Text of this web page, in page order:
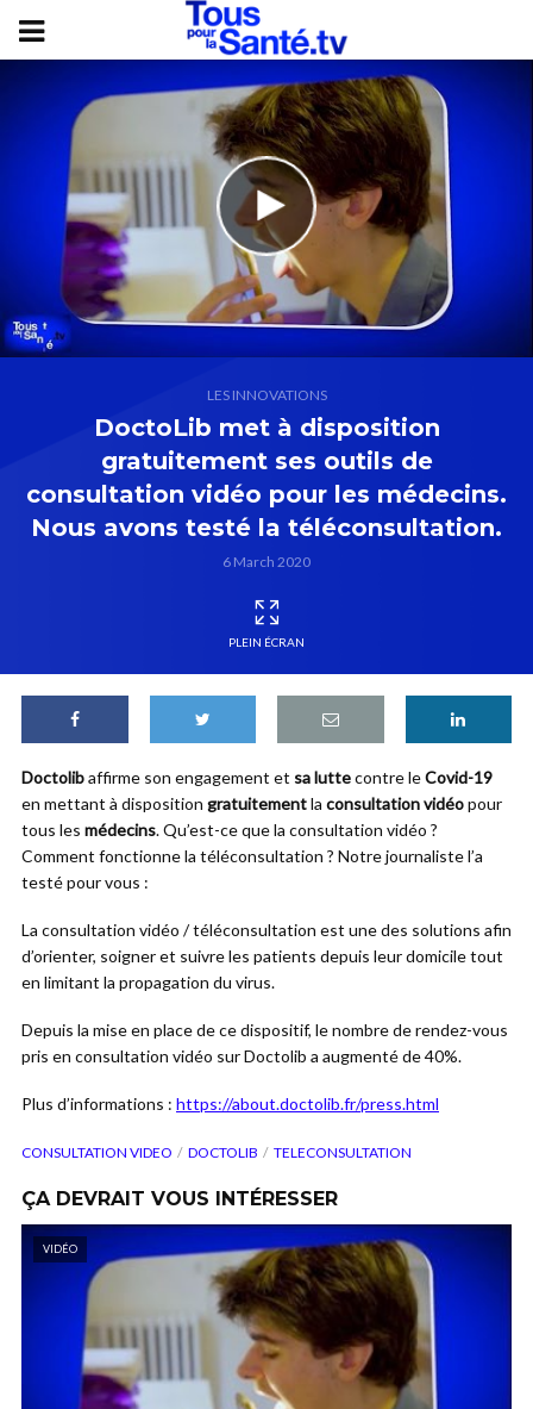
LES INNOVATIONS
DoctoLib met à disposition
gratuitement ses outils de
consultation vidéo pour les médecins.
Nous avons testé la téléconsultation.
6 March 2020
PLEIN ÉCRAN
Doctolibaffirme son engagement et sa luttecontre leCovid-19
en mettant à disposition gratuitementla consultation vidéopour
tous les médecins. Qu’est-ce que la consultation vidéo ?
Comment fonctionne la téléconsultation ? Notre journaliste l’a
testé pour vous :
La consultation vidéo / téléconsultation est une des solutions afin
d’orienter, soigner et suivre les patients depuis leur domicile tout
en limitant la propagation du virus.
Depuis la mise en place de ce dispositif, le nombre de rendez-vous
pris en consultation vidéo sur Doctolib a augmenté de 40%.
Plus d’informations : https://about.doctolib.fr/press.html
CONSULTATION VIDEO DOCTOLIB TELECONSULTATION
ÇA DEVRAIT VOUS INTÉRESSER
VIDÉO